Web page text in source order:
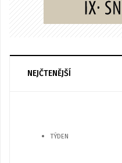
NEJČTENĚJŠÍ
TÝDEN